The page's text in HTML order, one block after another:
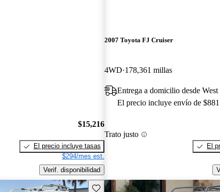
$15,216
El precio incluye tasas
$294/mes est.
Verif. disponibilidad
2007 Toyota FJ Cruiser
4WD 178,361 millas
Entrega a domicilio desde
El precio incluye envío de $881
Trato justo
El
Guarda este Aviso